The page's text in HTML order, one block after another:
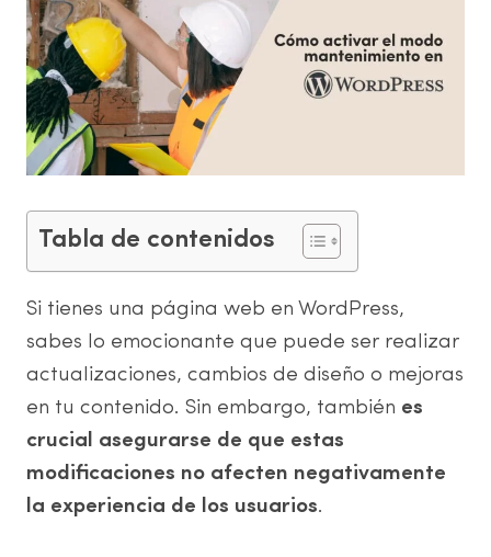
Tabla de contenidos
Si tienes una página web en WordPress,
sabes lo emocionante que puede ser realizar
actualizaciones, cambios de diseño o mejoras
en tu contenido. Sin embargo, también es
crucial asegurarse de que estas
modificaciones no afecten negativamente
la experiencia de los usuarios.